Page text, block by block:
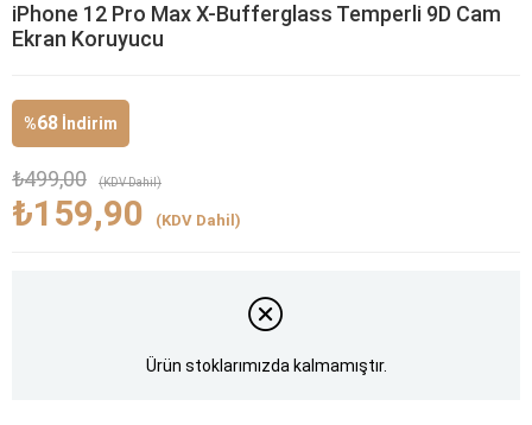
iPhone 12 Pro Max X-Bufferglass Temperli 9D Cam
Ekran Koruyucu
%68 İndirim
₺499,00 (KDV Dahil)
₺159,90 (KDV Dahil)
Ürün stoklarımızda kalmamıştır.